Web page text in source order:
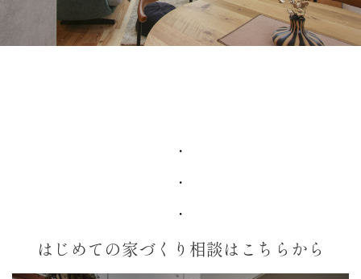
・
・
・
はじめての家づくり相談はこちらから